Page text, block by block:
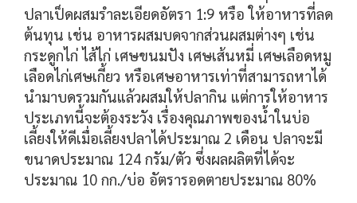
ปลาเป็ดผสมรำละเอียดอัตรา 1:9 หรือ ให้อาหารที่ลด
ต้นทุน เช่น อาหารผสมบดจากส่วนผสมต่างๆ เช่น
กระดูกไก่ ไส้ไก่ เศษขนมปัง เศษเส้นหมี่ เศษเลือดหมู
เลือดไก่เศษเกี้ยว หรือเศษอาหารเท่าที่สามารถหาได้
นำมาบดรวมกันแล้วผสมให้ปลากิน แต่การให้อาหาร
ประเภทนี้จะต้องระวัง เรื่องคุณภาพของน้ำในบ่อ
เลี้ยงให้ดีเมื่อเลี้ยงปลาได้ประมาณ 2 เดือน ปลาจะมี
ขนาดประมาณ 124 กรัม/ตัว ซึ่งผลผลิตที่ได้จะ
ประมาณ 10 กก./บ่อ อัตรารอดตายประมาณ 80%